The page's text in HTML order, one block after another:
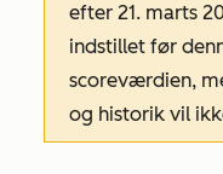
efter 21. marts
indstillet før
scoreværdien,
og historik vil